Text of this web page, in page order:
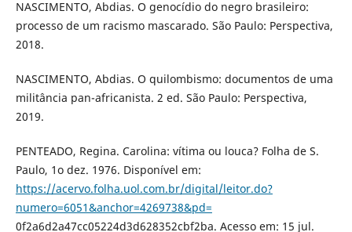
NASCIMENTO, Abdias. O genocídio do negro brasileiro:
processo de um racismo mascarado. São Paulo: Perspectiva,
2018.
NASCIMENTO, Abdias. O quilombismo: documentos de uma
militância pan-africanista. 2 ed. São Paulo: Perspectiva,
2019.
PENTEADO, Regina. Carolina: vítima ou louca? Folha de S.
Paulo, 1o dez. 1976. Disponível em:
https://acervo.folha.uol.com.br/digital/leitor.do?
numero=6051&anchor=4269738&pd=
0f2a6d2a47cc05224d3d628352cbf2ba. Acesso em: 15 jul.